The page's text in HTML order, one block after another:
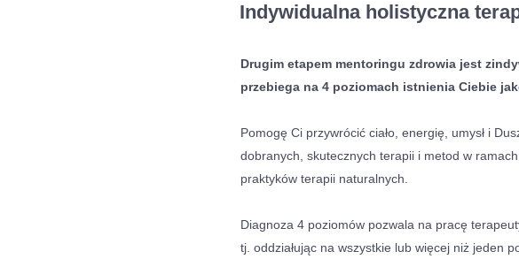
Indywidualna holistyczna
Drugim etapem mentoringu zdrowia jest
przebiega na 4 poziomach istnienia Ciebie
Pomogę Ci przywrócić ciało, energię, umysł i
dobranych, skutecznych terapii i metod w ramach
praktyków terapii naturalnych.
Diagnoza 4 poziomów pozwala na pracę
tj. oddziałując na wszystkie lub więcej niż jeden